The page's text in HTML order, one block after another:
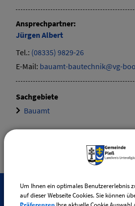
Ansprechpartner:
Jürgen Albert
Tel.: (08335) 9829-26
E-Mail: bauamt-bautechnik@vg-
Sachgebiete
Bauamt
Um Ihnen ein optimales Benutzererlebnis
auf dieser Webseite Cookies. Sie können